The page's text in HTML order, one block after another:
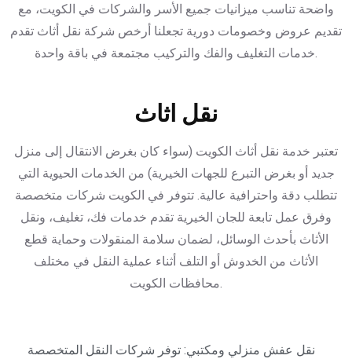
واضحة تناسب ميزانيات جميع الأسر والشركات في الكويت، مع
تقديم عروض وخصومات دورية تجعلنا أرخص شركة نقل أثاث تقدم
نقل اثاث
تعتبر خدمة نقل أثاث الكويت (سواء كان بغرض الانتقال إلى منزل
جديد أو بغرض التبرع للجهات الخيرية) من الخدمات الحيوية التي
تتطلب دقة واحترافية عالية. تتوفر في الكويت شركات متخصصة
وفرق عمل تابعة للجان الخيرية تقدم خدمات فك، تغليف، ونقل
الأثاث بأحدث الوسائل، لضمان سلامة المنقولات وحماية قطع
الأثاث من الخدوش أو التلف أثناء عملية النقل في مختلف
محافظات الكويت.
نقل عفش منزلي ومكتبي: توفر شركات النقل المتخصصة